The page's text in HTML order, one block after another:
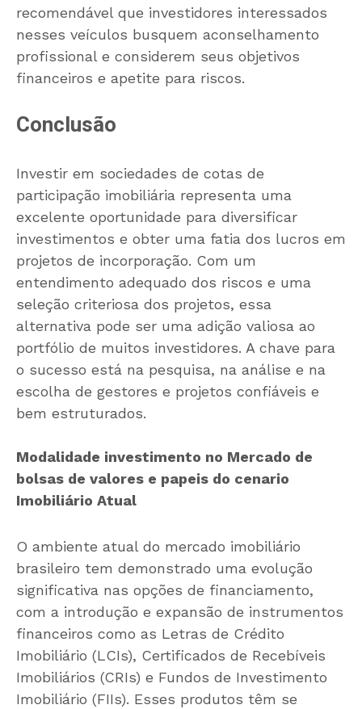
recomendável que investidores interessados
nesses veículos busquem aconselhamento
profissional e considerem seus objetivos
financeiros e apetite para riscos.
Conclusão
Investir em sociedades de cotas de
participação imobiliária representa uma
excelente oportunidade para diversificar
investimentos e obter uma fatia dos lucros em
projetos de incorporação. Com um
entendimento adequado dos riscos e uma
seleção criteriosa dos projetos, essa
alternativa pode ser uma adição valiosa ao
portfólio de muitos investidores. A chave para
o sucesso está na pesquisa, na análise e na
escolha de gestores e projetos confiáveis e
bem estruturados.
Modalidade investimento no Mercado de
bolsas de valores e papeis do cenario
Imobiliário Atual
O ambiente atual do mercado imobiliário
brasileiro tem demonstrado uma evolução
significativa nas opções de financiamento,
com a introdução e expansão de instrumentos
financeiros como as Letras de Crédito
Imobiliário (LCIs), Certificados de Recebíveis
Imobiliários (CRIs) e Fundos de Investimento
Imobiliário (FIIs). Esses produtos têm se